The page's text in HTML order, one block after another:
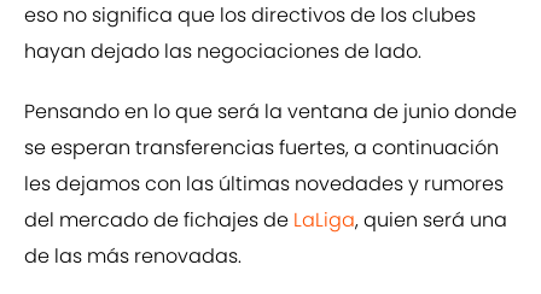
eso no significa que los directivos de los clubes
hayan dejado las negociaciones de lado.
Pensando en lo que será la ventana de junio donde
se esperan transferencias fuertes, a continuación
les dejamos con las últimas novedades y rumores
del mercado de fichajes de LaLiga, quien será una
de las más renovadas.